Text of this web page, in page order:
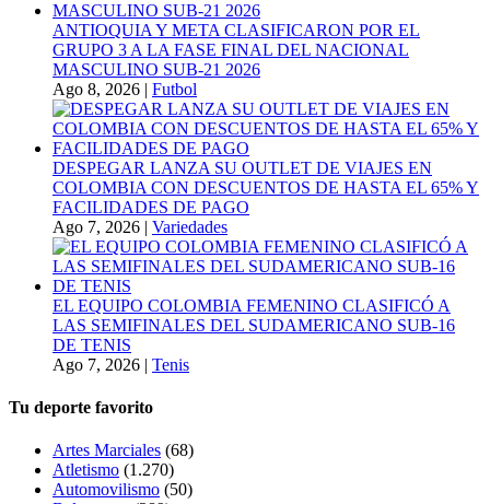
ANTIOQUIA Y META CLASIFICARON POR EL
GRUPO 3 A LA FASE FINAL DEL NACIONAL
MASCULINO SUB-21 2026
Ago 8, 2026 | Futbol
DESPEGAR LANZA SU OUTLET DE VIAJES EN
COLOMBIA CON DESCUENTOS DE HASTA EL 65% Y
FACILIDADES DE PAGO
Ago 7, 2026 | Variedades
EL EQUIPO COLOMBIA FEMENINO CLASIFICÓ A
LAS SEMIFINALES DEL SUDAMERICANO SUB-16
DE TENIS
Ago 7, 2026 | Tenis
Tu deporte favorito
Artes Marciales (68)
Atletismo (1.270)
Automovilismo (50)